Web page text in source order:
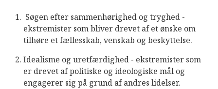
Søgen efter sammenhørighed og tryghed -
ekstremister som bliver drevet af et ønske om
tilhøre et fællesskab, venskab og beskyttelse.
Idealisme og uretfærdighed - ekstremister som
er drevet af politiske og ideologiske mål og
engagerer sig på grund af andres lidelser.